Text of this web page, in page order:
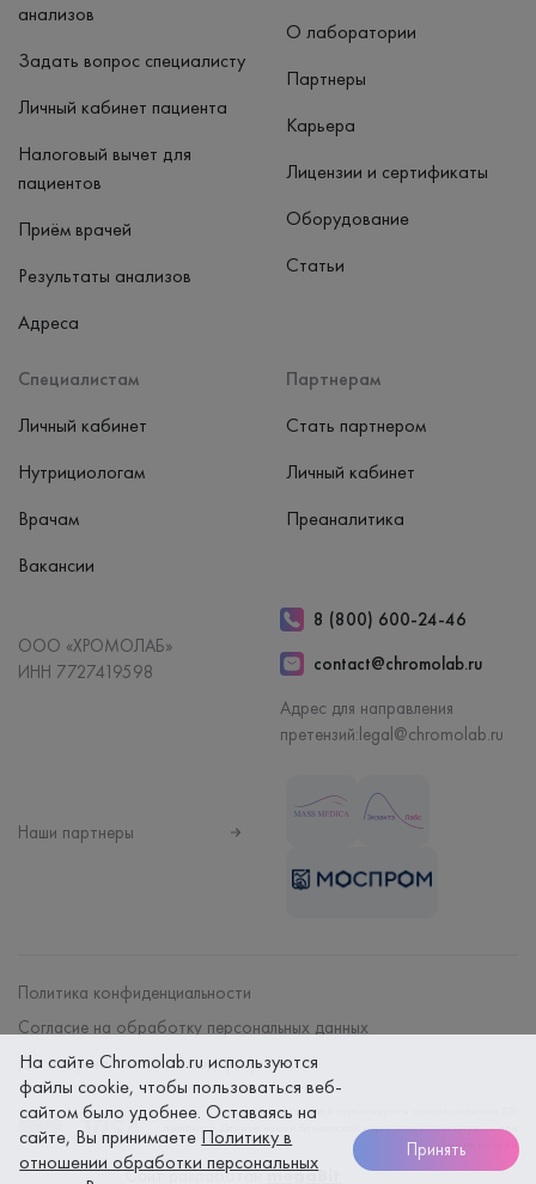
анализов
Задать вопрос специалисту
Личный кабинет пациента
Налоговый вычет для
пациентов
Приём врачей
Результаты анализов
Адреса
Специалистам
Личный кабинет
Нутрициологам
Врачам
Вакансии
Партнерам
Стать партнером
Личный кабинет
Преаналитика
О лаборатории
Партнеры
Карьера
Лицензии и сертификаты
Оборудование
Статьи
ООО «ХРОМОЛАБ»
ИНН 7727419598
8 (800) 600-24-46
contact@chromolab.ru
Адрес для направления
претензий:legal@chromolab.ru
Наши партнеры
Политика конфиденциальности
Согласие на обработку персональных данных
Договор на оказание мед. услуг
Безопасность платежей гарантируется использованием SSL
протокола. Данные вашей банковской карты надежно защищены при
оплате онлайн
Сайт разработанmegaBit
На сайте Chromolab.ru используются
файлы cookie, чтобы пользоваться веб-
сайтом было удобнее. Оставаясь на
сайте, Вы принимаете Политику в
отношении обработки персональных
Принять